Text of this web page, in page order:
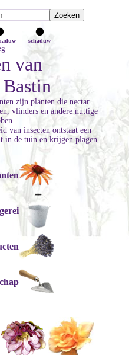
schaduw
van
zijn planten die nectar
vlinders en andere nuttige
van insecten ontstaat een
in de tuin en krijgen plagen